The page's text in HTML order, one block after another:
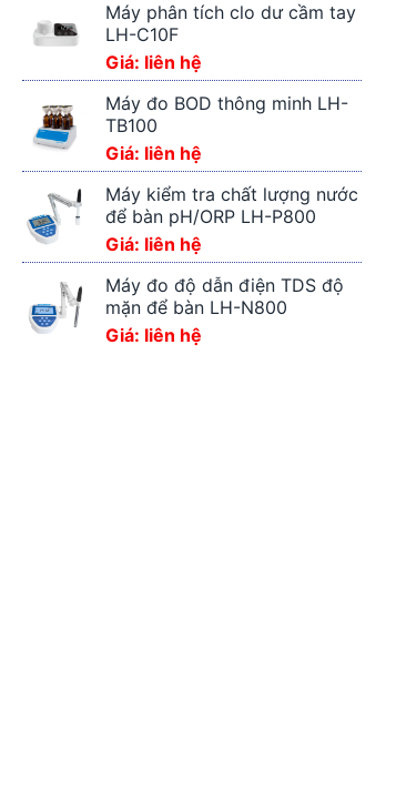
Máy phân tích clo dư cầm tay
LH-C10F
Giá: liên hệ
Máy đo BOD thông minh LH-
TB100
Giá: liên hệ
Máy kiểm tra chất lượng nước
để bàn pH/ORP LH-P800
Giá: liên hệ
Máy đo độ dẫn điện TDS độ
mặn để bàn LH-N800
Giá: liên hệ